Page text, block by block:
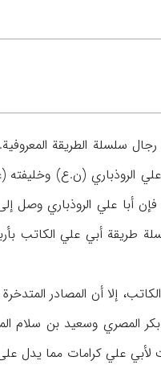
متصوفة مصرف و من رجال سلسلة الطریقة
أنه کما یقول هو فإن أبا علي
الشریعة (ابن الکربلائي، ۲/۳۵۰؛ الخواجه عبدالله، ۳۸۲-۳۸۳). وتتصل
عثمان المغربي لأبي علي الکاتب، إلا أن
المصري وسعید بن سلام
۲۲۴، ۴۰۱؛ القشیري، ۳۲؛ الخواجه عبدالله، ۳۸۲؛ ابن الملقن، ۲۳۷). کما